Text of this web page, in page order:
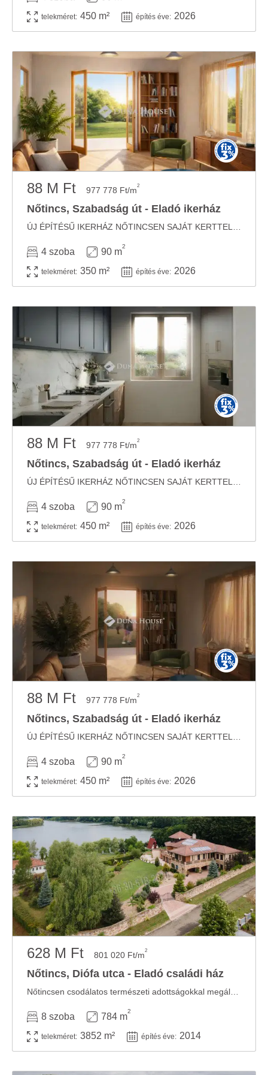
telekméret: 450 m² építés éve: 2026
88 M Ft 977 778 Ft/m2
Nőtincs, Szabadság út - Eladó ikerház
4 szoba 90 m
2
telekméret: 350 m² építés éve: 2026
88 M Ft 977 778 Ft/m2
Nőtincs, Szabadság út - Eladó ikerház
4 szoba 90 m
2
telekméret: 450 m² építés éve: 2026
88 M Ft 977 778 Ft/m2
Nőtincs, Szabadság út - Eladó ikerház
4 szoba 90 m
2
telekméret: 450 m² építés éve: 2026
628 M Ft 801 020 Ft/m2
Nőtincs, Diófa utca - Eladó családi ház
8 szoba 784 m
2
telekméret: 3852 m² építés éve: 2014